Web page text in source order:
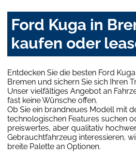
Ford Kuga in
kaufen oder
Entdecken Sie die besten Ford
Bremen und sichern Sie sich Ihren
Unser vielfältiges Angebot an
fast keine Wünsche offen.
Ob Sie ein brandneues Modell mit
technologischen Features suchen
preiswertes, aber qualitativ
Gebrauchtfahrzeug interessieren,
breite Palette an Optionen.